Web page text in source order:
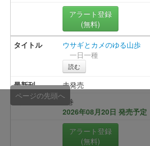
アラート登録
(無料)
ウサギとカメのゆる山歩
一日一種
読む
未発売
1巻
2026年08月20日 発売予定
アラート登録
(無料)
ページの先頭へ